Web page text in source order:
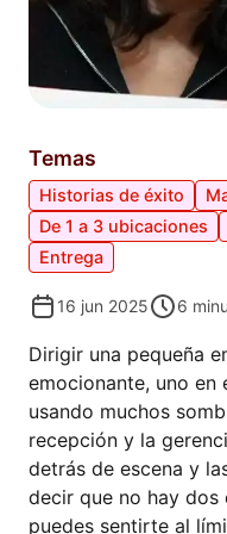
Dirigir una pequeña
emocionante, uno en
usando muchos
recepción y la
detrás de escena y
decir que no hay dos
puedes sentirte al
Temas
Historias de éxito
De 1 a 3 ubicaciones
Entrega
16 jun 2025 6